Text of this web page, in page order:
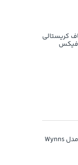
کریستالی
اکتان بوستر وینز مدل Wynns